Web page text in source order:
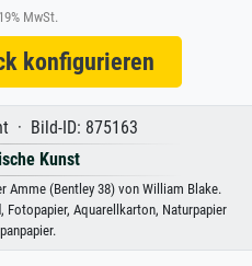
MwSt.
konfigurieren
· Bild-ID: 875163
Kunst
Amme (Bentley 38) von William Blake.
Fotopapier, Aquarellkarton, Naturpapier